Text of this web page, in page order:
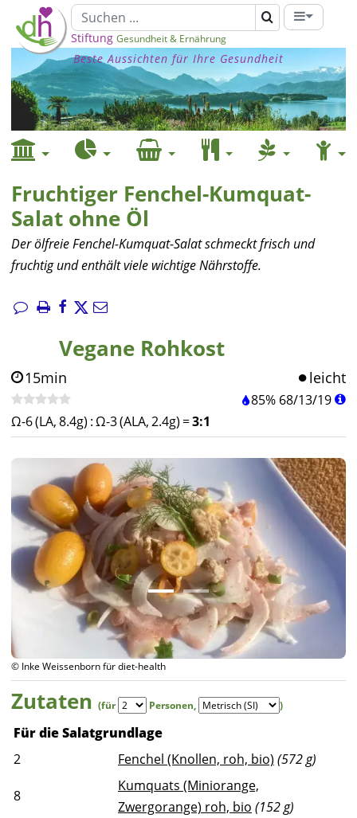
Stiftung Gesundheit & Ernährung
Beste Aussichten für Ihre Gesundheit
Fruchtiger Fenchel-Kumquat-
Salat ohne Öl
Der ölfreie Fenchel-Kumquat-Salat schmeckt frisch und
fruchtig und enthält viele wichtige Nährstoffe.
Vegane Rohkost
15min leicht
85% 68/13/19
Ω-6 (LA, 8.4g) :Ω-3 (ALA, 2.4g) =3:1
© Inke Weissenborn für diet-health
Zutaten (für Personen, )
Für die Salatgrundlage
2
Fenchel (Knollen, roh, bio) (572 g)
8
Kumquats (Miniorange,
Zwergorange) roh, bio (152 g)